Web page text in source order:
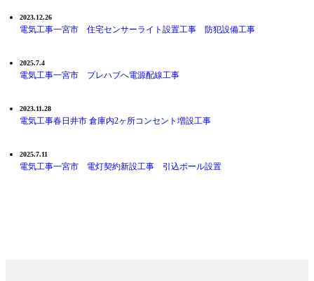
2023.12.26
電気工事一宮市 住宅センサーライト設置工事 防犯設備工事
2025.7.4
電気工事一宮市 プレハブへ電源配線工事
2023.11.28
電気工事春日井市 倉庫内2ヶ所コンセント増設工事
2025.7.11
電気工事一宮市 電灯契約新設工事 引込ポール設置